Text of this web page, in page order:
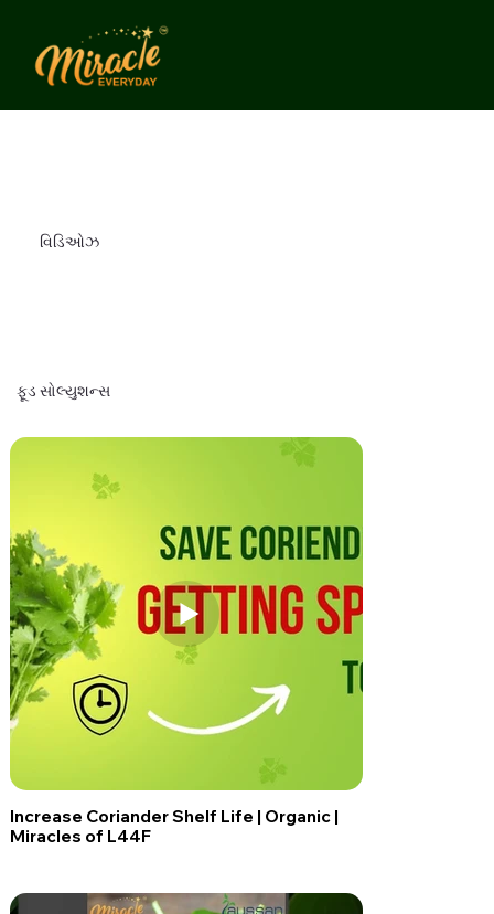
વિડિઓઝ
ફૂડ સોલ્યુશન્સ
Increase Coriander Shelf Life | Organic |
Miracles of L44F